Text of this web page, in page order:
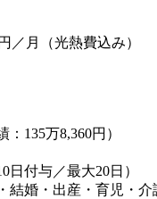
／月（光熱費込み）
135万8,360円）
付与／最大20日）
結婚・出産・育児・